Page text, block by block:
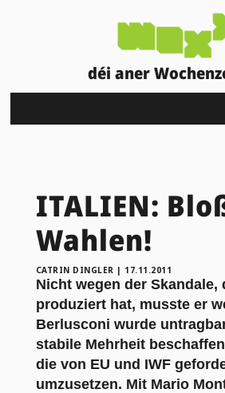
déi aner
ITALIEN:
Wahlen!
CATRIN DINGLER | 17.11.2011
Nicht wegen der Skandale,
produziert hat, musste er
Berlusconi wurde
stabile Mehrheit
die von EU und IWF
umzusetzen. Mit Mario